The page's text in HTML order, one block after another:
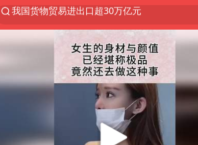
上半年我国机械工业经济运行稳中有进
官方通报教师招聘笔试前13名被淘汰
国防部回应日本试射“战斧”导弹
广东雷州通报特教老师招聘违规事件
“立秋的第一杯奶茶”又爆单了